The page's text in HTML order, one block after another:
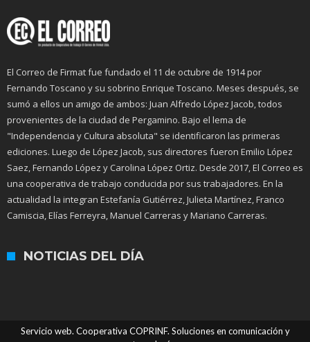
El Correo de Firmat fue fundado el 11 de octubre de 1914 por
Fernando Toscano y su sobrino Enrique Toscano. Meses después, se
sumó a ellos un amigo de ambos: Juan Alfredo López Jacob, todos
provenientes de la ciudad de Pergamino. Bajo el lema de
"Independencia y Cultura absoluta" se identificaron las primeras
ediciones. Luego de López Jacob, sus directores fueron Emilio López
Saez, Fernando López y Carolina López Ortiz. Desde 2017, El Correo es
una cooperativa de trabajo conducida por sus trabajadores. En la
actualidad la integran Estefanía Gutiérrez, Julieta Martínez, Franco
Camiscia, Elías Ferreyra, Manuel Carreras y Mariano Carreras.
NOTICIAS DEL DÍA
Servicio web. Cooperativa COPRINF. Soluciones en comunicación y